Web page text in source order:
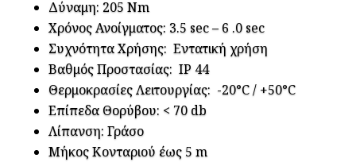
Δύναμη: 205 Nm
Χρόνος Ανοίγματος: 3.5 sec – 6 .0 sec
Συχνότητα Χρήσης: Εντατική χρήση
Βαθμός Προστασίας: IP 44
Θερμοκρασίες Λειτουργίας: -20°C / +50°C
Επίπεδα Θορύβου: < 70 db
Λίπανση: Γράσο
Μήκος Κονταριού έως 5 m